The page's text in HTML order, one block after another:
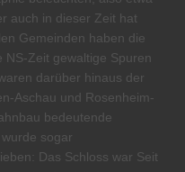
auch in dieser Zeit hat
Gemeinden haben die
NS-Zeit gewaltige Spuren
darüber hinaus der
Aschau und Rosenheim-
bedeutende
sogar
Das Schloss war Seit